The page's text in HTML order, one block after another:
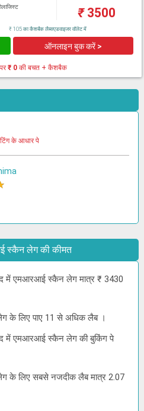
₹3500
₹ 105 का कैशबैक लैब्सएडवाइजर वॉलेट में
ऑनलाइन बुक करें >
₹ 0की बचत + कैशबैक
के आधार पे
स्कैन लेग की कीमत
में एमआरआई स्कैन लेग मात्र ₹ 3430
के लिए पाए 11 से अधिक लैब ।
में एमआरआई स्कैन लेग की बुकिंग पे
के लिए सबसे नजदीक लैब मात्र 2.07